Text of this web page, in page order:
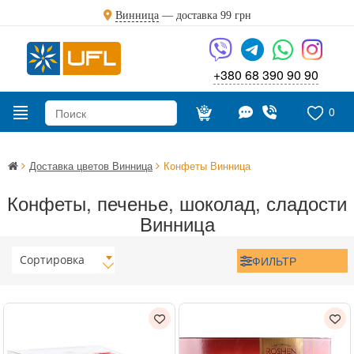
Винница— доставка 99 грн
+380 68 390 90 90
0
Доставка цветов Винница Конфеты Винница
Конфеты, печенье, шоколад, сладости
Винница
Сортировка ФИЛЬТР